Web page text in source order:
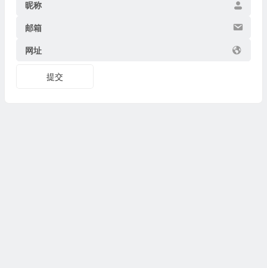
昵称
邮箱
网址
提交